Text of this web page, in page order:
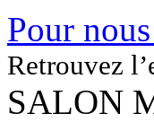
Pour
Retrouvez
SALON